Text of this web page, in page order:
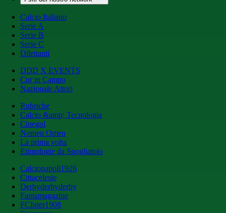
Calcio Italiano
Serie A
Serie B
Serie C
Dilettanti
DDD X EVENTS
Cur in Campo
Nazionale Attori
Rubriche
Calcio &amp; Tecnologia
Cinegol
Nomen Omen
La prima volta
Etimologie da Spogliatoio
Calcionapoli1926
Cittaceleste
Derbyderbyderby
Fantamagazine
FCInter1908